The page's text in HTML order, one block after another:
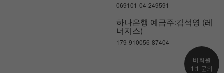
069101-04-249591
하나은행 예금주:김석영 (레
너지스)
179-910056-87404
비회원
1:1 문의